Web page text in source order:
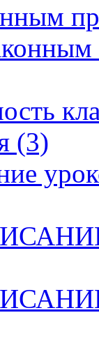
(3)